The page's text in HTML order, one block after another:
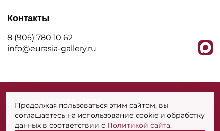
Контакты
8 (906) 780 10 62
info@eurasia-gallery.ru
сopyright © 2020 - 2026
Дизайн и разработка - MarkaDigital
Продолжая пользоваться этим сайтом, вы
соглашаетесь на использование cookie и обработку
данных в соответствии с Политикой сайта.